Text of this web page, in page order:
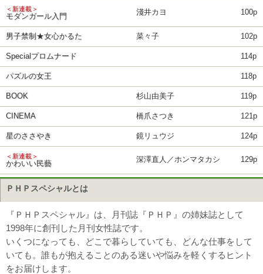
＜新連載＞
モダンガール入門 淺井カヨ 100p
男子禁制★女心かるた 菜々子 102p
Specialプロムナード 114p
パズルの女王 118p
BOOK 杉山由美子 119p
CINEMA 橋爪さつき 121p
星のささやき 鏡リュウジ 124p
＜新連載＞
かわいい民藝 深澤直人／ホンマタカシ 129p
ＰＨＰスペシャルとは
『ＰＨＰスペシャル』は、月刊誌『ＰＨＰ』の姉妹誌として
1998年に創刊した月刊女性誌です。
いくつになっても、どこで暮らしていても、どんな仕事をして
いても。誰もが抱えることのある迷いや悩みを軽くするヒント
をお届けします。